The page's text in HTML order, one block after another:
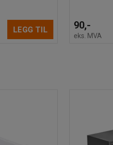
LEGG TIL 90,-
eks. MVA